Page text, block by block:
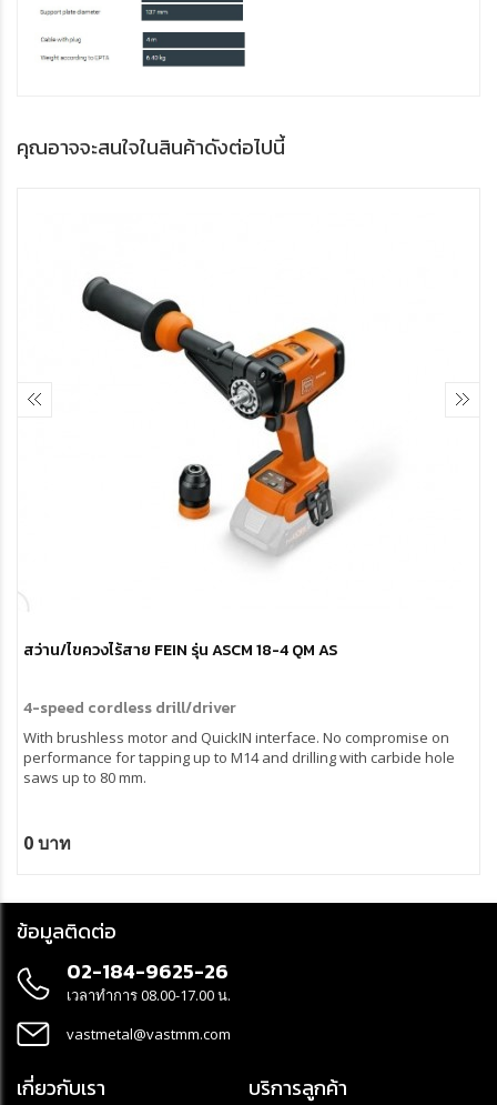
คุณอาจจะสนใจในสินค้าดังต่อไปนี้
สว่าน/ไขควงไร้สาย FEIN รุ่น ASCM 18-4 QM AS
4-speed cordless drill/driver
With brushless motor and QuickIN interface. No compromise on
performance for tapping up to M14 and drilling with carbide hole
saws up to 80 mm.
0 บาท
ข้อมูลติดต่อ
02-184-9625-26
เวลาทำการ 08.00-17.00 น.
vastmetal@vastmm.com
เกี่ยวกับเรา บริการลูกค้า